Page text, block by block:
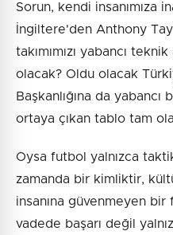
Sorun, kendi insanımıza
İngiltere'den Anthony
takımımızı yabancı
olacak? Oldu olacak
Başkanlığına da
ortaya çıkan tablo tam
Oysa futbol yalnızca
zamanda bir kimliktir,
insanına güvenmeyen
vadede başarı değil